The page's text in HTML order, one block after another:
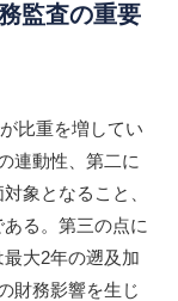
監査の重要
比重を増してい
連動性、第二に
象となること、
る。第三の点に
大2年の遡及加
財務影響を生じ